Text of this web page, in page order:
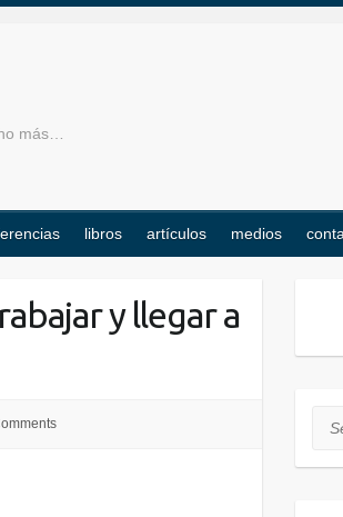
más…
libros artículos medios
y llegar a